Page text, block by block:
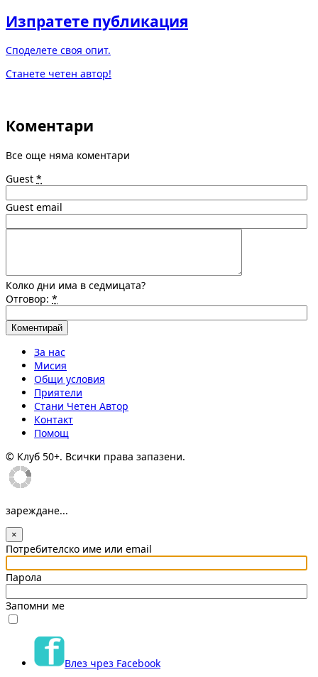
Изпратете публикация
Споделете своя опит.
Станете четен автор!
Коментари
Все още няма коментари
Guest *
Guest email
Колко дни има в седмицата?
Отговор: *
За нас
Мисия
Общи условия
Приятели
Стани Четен Автор
Контакт
Помощ
© Клуб 50+. Всички права запазени.
зареждане...
×
Потребителско име или email
Парола
Запомни ме
Влез чрез Facebook